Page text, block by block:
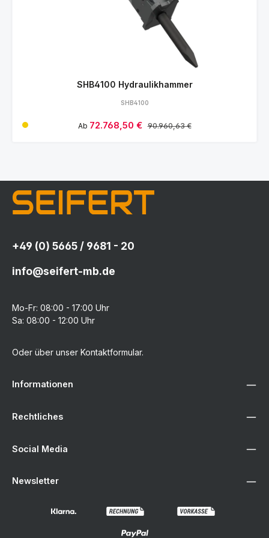
SHB4100 Hydraulikhammer
SHB4100
Verkaufspreis:
Ab 72.768,50 € Regulärer Preis:
90.960,63 €
+49 (0) 5665 / 9681 - 20
info@seifert-mb.de
Mo-Fr: 08:00 - 17:00 Uhr
Sa: 08:00 - 12:00 Uhr
Oder über unser Kontaktformular.
Informationen
Rechtliches
Social Media
Newsletter